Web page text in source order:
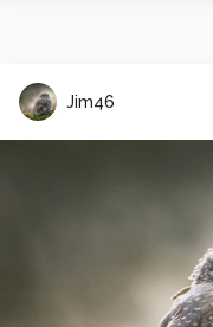
Jim46